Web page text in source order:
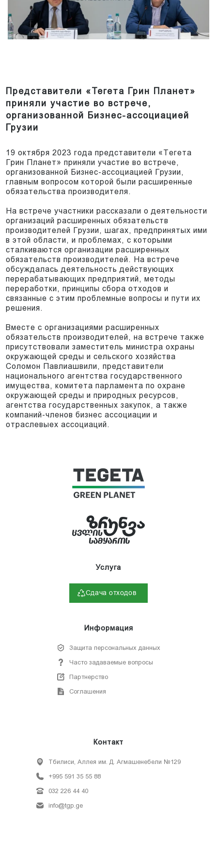
Представители «Тегета Грин Планет»
приняли участие во встрече,
организованной Бизнес-ассоциацией
Грузии
19 октября 2023 года представители «Тегета
Грин Планет» приняли участие во встрече,
организованной Бизнес-ассоциацией Грузии,
главным вопросом которой были расширенные
обязательства производителя.
На встрече участники рассказали о деятельности
организаций расширенных обязательств
производителей Грузии, шагах, предпринятых ими
в этой области, и проблемах, с которыми
сталкиваются организации расширенных
обязательств производителей. На встрече
обсуждалась деятельность действующих
перерабатывающих предприятий, методы
переработки, принципы сбора отходов и
связанные с этим проблемные вопросы и пути их
решения.
Вместе с организациями расширенных
обязательств производителей, на встрече также
присутствовали заместитель министра охраны
окружающей среды и сельского хозяйства
Соломон Павлиашвили, представители
национального агентства государственного
имущества, комитета парламента по охране
окружающей среды и природных ресурсов,
агентства государственных закупок, а также
компаний-членов бизнес ассоциации и
отраслевыех ассоциаций.
Услуга
Сдача отходов
Информация
Защита персональных данных
Часто задаваемые вопросы
Партнерство
Соглашения
Контакт
Тбилиси, Аллея им. Д. Агмашенебели №129
+995 591 35 55 88
032 226 44 40
info@tgp.ge